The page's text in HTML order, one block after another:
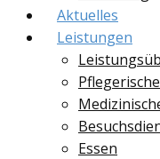
Aktuelles
Leistungen
Essen